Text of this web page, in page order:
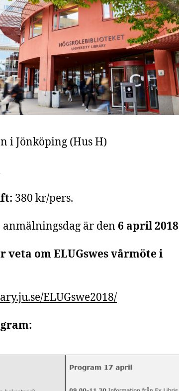
i Jönköping (Hus H)
380 kr/pers.
anmälningsdag är den 6 april 2018
veta om ELUGswes vårmöte i
ELUGswe2018/